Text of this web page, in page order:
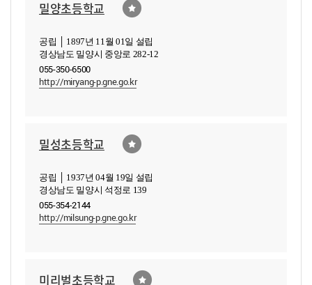
밀양초등학교
공립 │ 1897년 11월 01일 설립
경상남도 밀양시 중앙로 282-12
055-350-6500
http://miryang-p.gne.go.kr
밀성초등학교
공립 │ 1937년 04월 19일 설립
경상남도 밀양시 석정로 139
055-354-2144
http://milsung-p.gne.go.kr
미리벌초등학교